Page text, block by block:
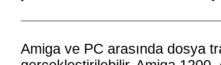
Amiga ve PC arasında dosya